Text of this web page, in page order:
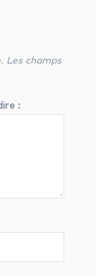
Les champs
: